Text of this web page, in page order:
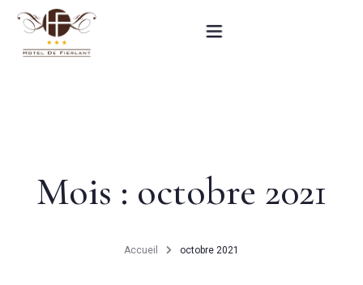
Informations pratiques
Mois : octobre 2021
Accueil octobre 2021